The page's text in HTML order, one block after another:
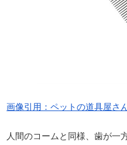
画像引用：ペットの道具屋さ
人間のコームと同様、歯が一